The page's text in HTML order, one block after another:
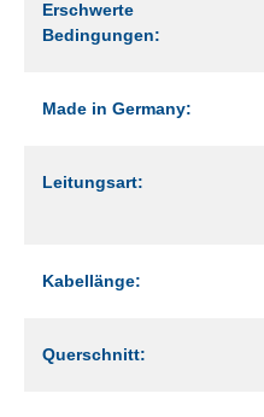
Erschwerte
Bedingungen:
Made in Germany:
Leitungsart:
Kabellänge:
Querschnitt: